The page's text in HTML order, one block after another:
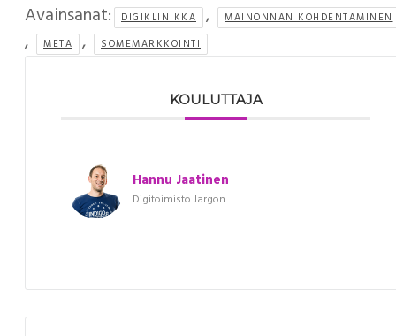
Avainsanat: DIGIKLINIKKA , MAINONNAN KOHDENTAMINEN
, META , SOMEMARKKOINTI
KOULUTTAJA
Hannu Jaatinen
Digitoimisto Jargon